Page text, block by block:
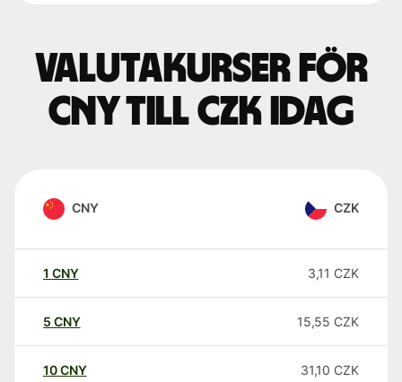
Valutakurser för
CNY till CZK idag
CNY CZK
1 CNY 3,11 CZK
5 CNY 15,55 CZK
10CNY 31,10 CZK